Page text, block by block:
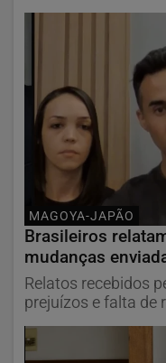
MAGOYA-JAPÃO
Brasileiros
mudanças
Relatos recebidos
prejuízos e falta de